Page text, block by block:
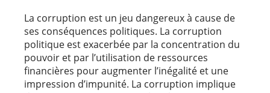
La corruption est un jeu dangereux à cause de
ses conséquences politiques. La corruption
politique est exacerbée par la concentration du
pouvoir et par l’utilisation de ressources
financières pour augmenter l’inégalité et une
impression d’impunité. La corruption implique